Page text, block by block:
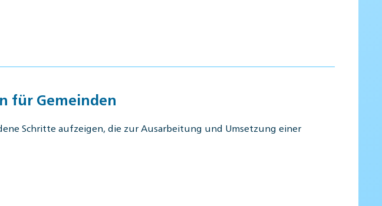
für Gemeinden
Schritte aufzeigen, die zur Ausarbeitung und Umsetzung einer